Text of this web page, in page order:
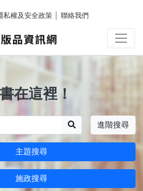
私權及安全政策 聯絡我們
在這裡！
進階搜尋
主題搜尋
施政搜尋